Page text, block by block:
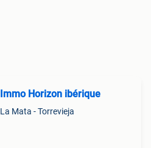
Immo Horizon ibérique
La Mata - Torrevieja